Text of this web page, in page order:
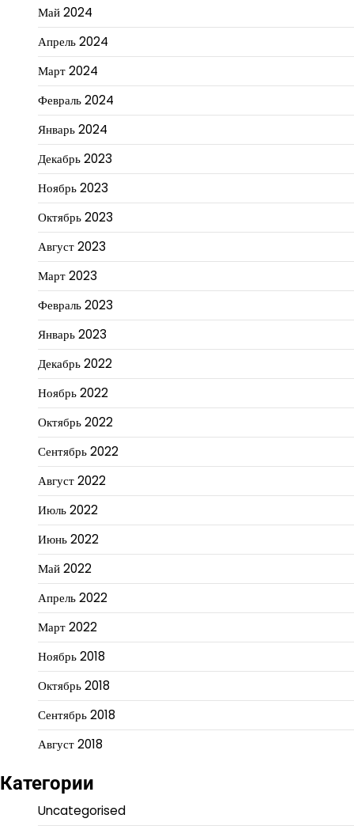
Май 2024
Апрель 2024
Март 2024
Февраль 2024
Январь 2024
Декабрь 2023
Ноябрь 2023
Октябрь 2023
Август 2023
Март 2023
Февраль 2023
Январь 2023
Декабрь 2022
Ноябрь 2022
Октябрь 2022
Сентябрь 2022
Август 2022
Июль 2022
Июнь 2022
Май 2022
Апрель 2022
Март 2022
Ноябрь 2018
Октябрь 2018
Сентябрь 2018
Август 2018
Категории
Uncategorised